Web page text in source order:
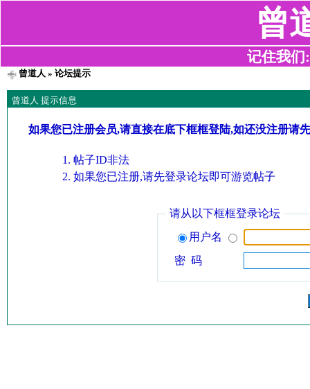
曾
记住我们
曾道人 » 论坛提示
曾道人 提示信息
如果您已注册会员,请直接在底下框框登陆,如还没注册请
帖子ID非法
如果您已注册,请先登录论坛即可游览帖子
请从以下框框登录论坛
用户名
密 码